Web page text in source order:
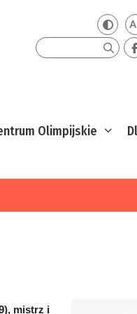
Olimpijskie
mistrz i